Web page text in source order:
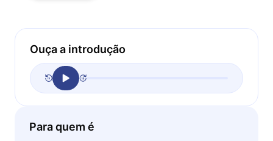
Ouça a introdução
Para quem é